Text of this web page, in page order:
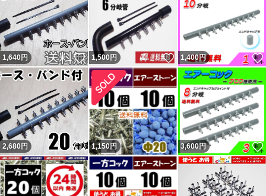
1,640円 いいね！
1,500 円 いいね！
1,400円
2,680円 いいね！
1,150円 3,600円